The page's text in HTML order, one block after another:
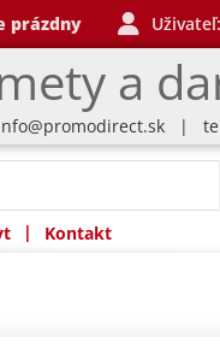
a
prázdny Uživateľ:
| tel:
| Kontakt